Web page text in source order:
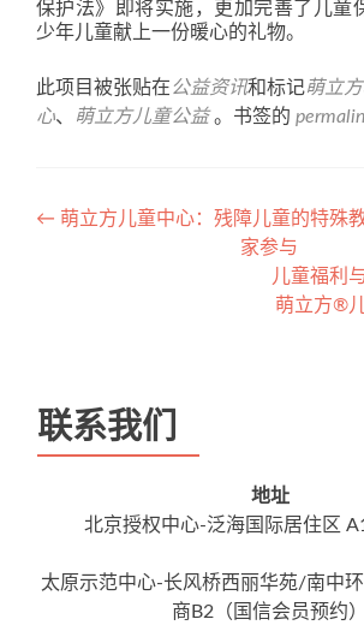
保护法》即将实施，更加完善了儿童
少年儿童献上一份暖心的礼物。
此项目被张贴在 公益资讯和标记萌立方
心、 萌立方儿童公益。书签的
文章导航
← 萌立方儿童中心：残障儿童的特殊
家参与
儿童福利
萌立方®
联系我们
地址
北京授权中心-泛海国际居住区
太原示范中心-长风桥西丽华苑/南中
商B2（国信会员预约）